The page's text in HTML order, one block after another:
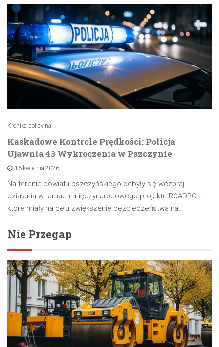
Kronika policyjna
Kaskadowe Kontrole Prędkości: Policja
Ujawnia 43 Wykroczenia w Pszczynie
16 kwietnia 2026
Na terenie powiatu pszczyńskiego odbyły się wczoraj
działania w ramach międzynarodowego projektu ROADPOL,
które miały na celu zwiększenie bezpieczeństwa na…
Nie Przegap